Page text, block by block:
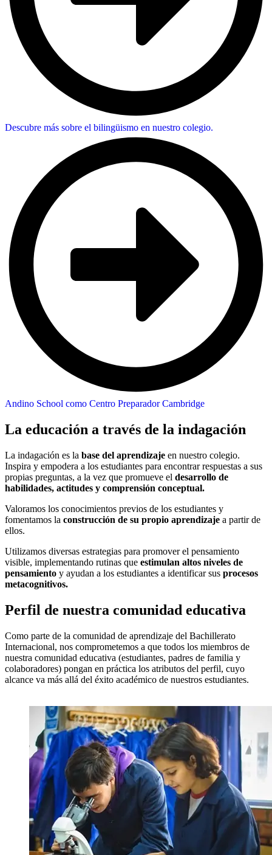
Descubre más sobre el bilingüismo en nuestro colegio.
Andino School como Centro Preparador Cambridge
La educación a través de la indagación
La indagación es la base del aprendizaje en nuestro colegio.
Inspira y empodera a los estudiantes para encontrar respuestas a sus
propias preguntas, a la vez que promueve el desarrollo de
habilidades, actitudes y comprensión conceptual.
Valoramos los conocimientos previos de los estudiantes y
fomentamos la construcción de su propio aprendizaje a partir de
ellos.
Utilizamos diversas estrategias para promover el pensamiento
visible, implementando rutinas que estimulan altos niveles de
pensamiento y ayudan a los estudiantes a identificar sus procesos
metacognitivos.
Perfil de nuestra comunidad educativa
Como parte de la comunidad de aprendizaje del Bachillerato
Internacional, nos comprometemos a que todos los miembros de
nuestra comunidad educativa (estudiantes, padres de familia y
colaboradores) pongan en práctica los atributos del perfil, cuyo
alcance va más allá del éxito académico de nuestros estudiantes.